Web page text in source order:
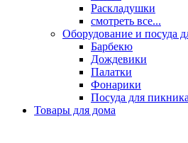
Раскладушки
смотреть все...
Оборудование и посуда
Барбекю
Дождевики
Палатки
Фонарики
Посуда для пикника
Товары для дома